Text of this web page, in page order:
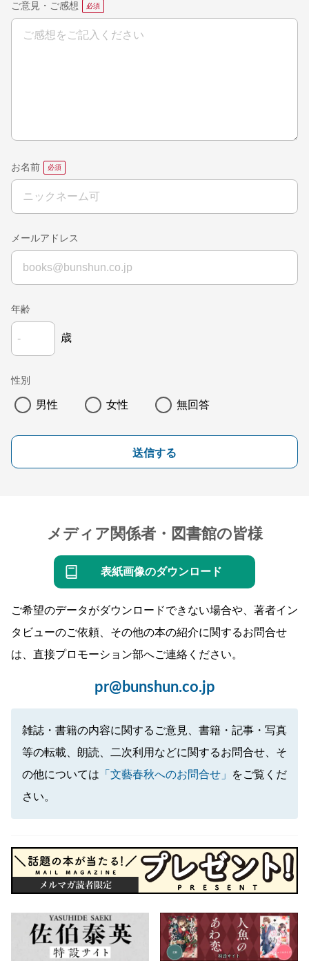
ご意見・ご感想
お名前
メールアドレス
年齢
歳
性別
男性 女性 無回答
送信する
メディア関係者・図書館の皆様
表紙画像のダウンロード
ご希望のデータがダウンロードできない場合や、著者イン
タビューのご依頼、その他の本の紹介に関するお問合せ
は、直接プロモーション部へご連絡ください。
pr@bunshun.co.jp
雑誌・書籍の内容に関するご意見、書籍・記事・写真
等の転載、朗読、二次利用などに関するお問合せ、そ
の他については 「文藝春秋へのお問合せ」
をご覧くだ
さい。